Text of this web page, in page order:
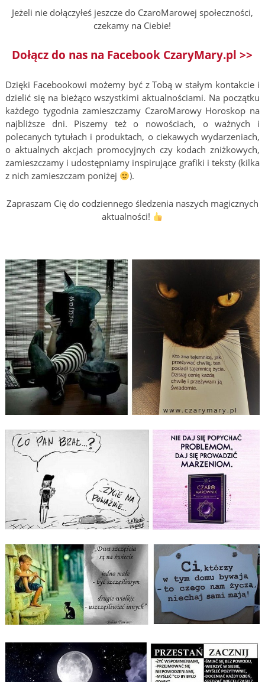
Jeżeli nie dołączyłeś jeszcze do CzaroMarowej społeczności,
czekamy na Ciebie!
Dołącz do nas na Facebook CzaryMary.pl >>
Dzięki Facebookowi możemy być z Tobą w stałym kontakcie i
dzielić się na bieżąco wszystkimi aktualnościami. Na początku
każdego tygodnia zamieszczamy CzaroMarowy Horoskop na
najbliższe dni. Piszemy też o nowościach, o ważnych i
polecanych tytułach i produktach, o ciekawych wydarzeniach,
o aktualnych akcjach promocyjnych czy kodach zniżkowych,
zamieszczamy i udostępniamy inspirujące grafiki i teksty (kilka
z nich zamieszczam poniżej
).
Zapraszam Cię do codziennego śledzenia naszych magicznych
aktualności!